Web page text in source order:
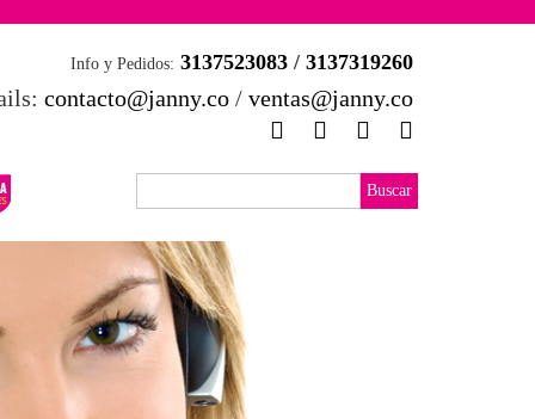
Info y Pedidos: 3137523083 / 3137319260
contacto@janny.co / ventas@janny.co